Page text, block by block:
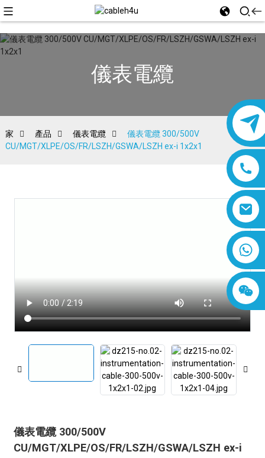
儀表電纜
家 產品 儀表電纜
儀表電纜 300/500V
CU/MGT/XLPE/OS/FR/LSZH/GSWA/LSZH ex-i 1x2x1
儀表電纜 300/500V
CU/MGT/XLPE/OS/FR/LSZH/GSWA/LSZH ex-i